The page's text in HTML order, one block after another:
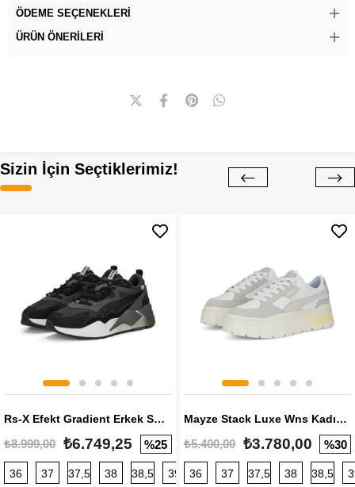
ÖDEME SEÇENEKLERI
ÜRÜN ÖNERILERI
Sizin İçin Seçtiklerimiz!
Rs-X Efekt Gradient Erkek Sneaker
₺8.999,00 ₺6.749,25 %25
36 37 37,5 38 38,5 39 40 40,5 41 42 42,5
Mayze Stack Luxe Wns Kadın Sneaker
₺5.400,00 ₺3.780,00 %30
36 37 37,5 38 38,5